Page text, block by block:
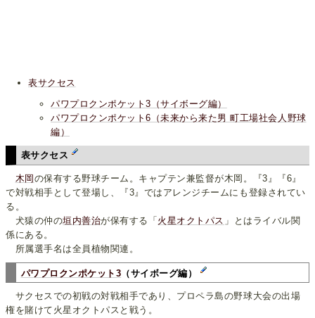
表サクセス
パワプロクンポケット3（サイボーグ編）
パワプロクンポケット6（未来から来た男 町工場社会人野球
編）
表サクセス
木岡 の保有する野球チーム。キャプテン兼監督が木岡。『3』『6』
で対戦相手として登場し、『3』ではアレンジチームにも登録されてい
る。
犬猿の仲の垣内善治が保有する「 火星オクトパス 」とはライバル関
係にある。
所属選手名は全員植物関連。
パワプロクンポケット3 （サイボーグ編）
サクセスでの初戦の対戦相手であり、プロペラ島の野球大会の出場
権を賭けて火星オクトパスと戦う。